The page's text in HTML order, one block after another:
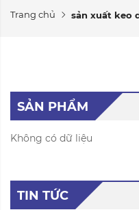
Trang chủ sản xuất keo
SẢN PHẨM
Không có dữ liệu
TIN TỨC